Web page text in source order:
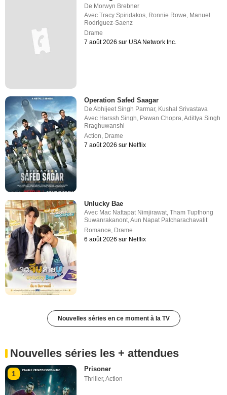
De Morwyn Brebner
AvecTracy Spiridakos, Ronnie Rowe, Manuel
Rodriguez-Saenz
Drame
7 août 2026 sur USA Network Inc.
Operation Safed Saagar
DeAbhijeet Singh Parmar, Kushal Srivastava
Avec Harssh Singh, Pawan Chopra,Adittya Singh
Rraghuwanshi
Action, Drame
7 août 2026 sur Netflix
Unlucky Bae
Avec Mac Nattapat Nimjirawat ,Tham Tupthong
Suwanrakanont ,Aun Napat Patcharachavalit
Romance Drame
6 août 2026 sur Netflix
Nouvelles séries en ce moment à la TV
Nouvelles séries les + attendues
1
Prisoner
Thriller,Action